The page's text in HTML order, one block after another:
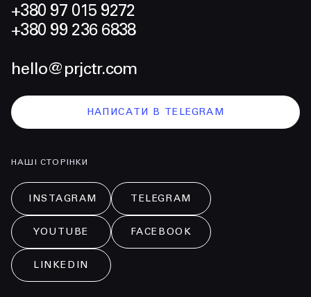
+380 97 015 9272
+380 99 236 6838
hello@prjctr.com
НАПИСАТИ В TELEGRAM
НАШІ СТОРІНКИ
INSTAGRAM TELEGRAM
YOUTUBE FACEBOOK
LINKEDIN